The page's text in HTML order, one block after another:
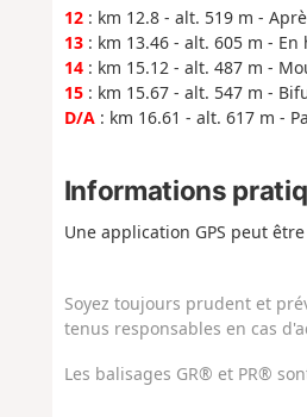
12: km 12.8 - alt. 519 m -
13: km 13.46 - alt. 605 m - En
14: km 15.12 - alt. 487 m -
15: km 15.67 - alt. 547 m -
D/A: km 16.61 - alt. 617 m -
Informations
Une application GPS peut
Soyez toujours prudent et
tenus responsables en cas
Les balisages GR® et PR®